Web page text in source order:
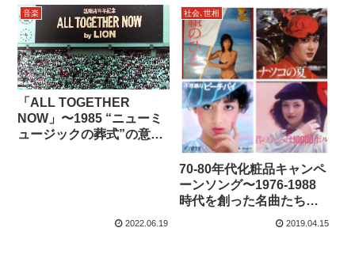
音楽
「ALL TOGETHER
NOW」〜1985 “ニューミ
ュージックの葬式”の意味
2022.06.19
社会､世相
70-80年代化粧品キャンペ
ーンソング〜1976-1988
時代を創った名曲たち＊
2019.04.15